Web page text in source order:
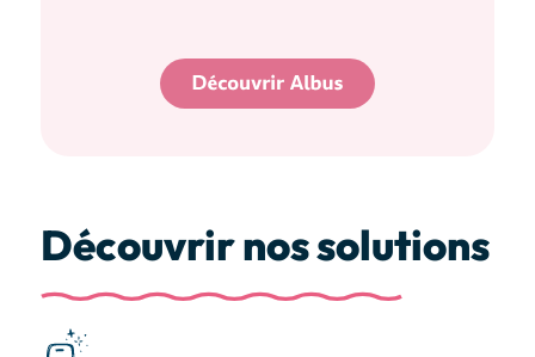
Découvrir nos solutions